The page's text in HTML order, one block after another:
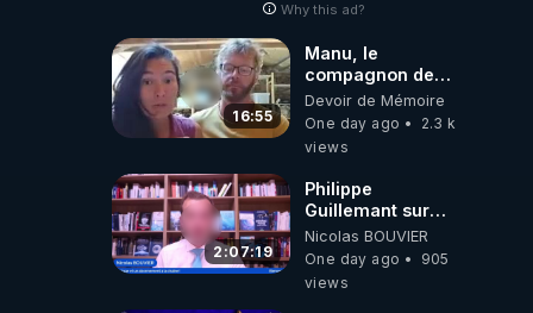
Why this ad?
16:55
Manu, le
compagnon de
Kyria, raconte sa
garde à vue
musclée.
Devoir de Mémoire
One day ago
2.3 k
views
2:07:19
Philippe
Guillemant sur
l’IA, la conscience
et les OVNI
Nicolas BOUVIER
One day ago
905
views